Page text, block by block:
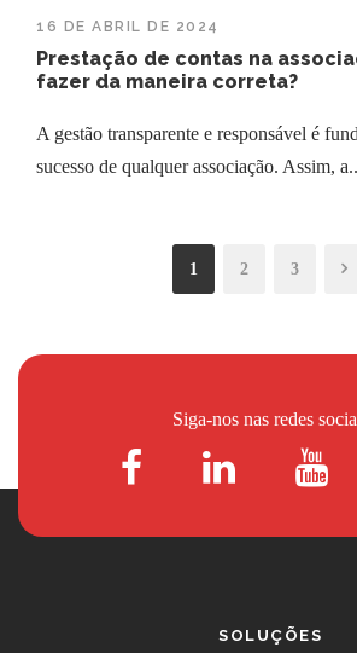
16 DE ABRIL DE 2024
Prestação de contas na
fazer da maneira correta?
A gestão transparente e responsável é
sucesso de qualquer associação. Assim,
1 2 3
Siga-nos nas redes
SOLUÇÕES